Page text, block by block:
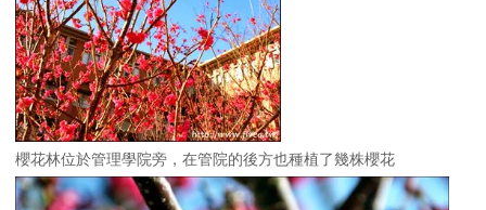
櫻花林位於管理學院旁，在管院的後方也種植了幾株櫻花